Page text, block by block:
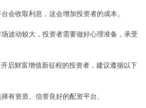
会收取利息，这会增加投资者的成本。
波动较大，投资者需要做好心理准备，承受
启财富增值新征程的投资者，建议遵循以下
有资质、信誉良好的配资平台。